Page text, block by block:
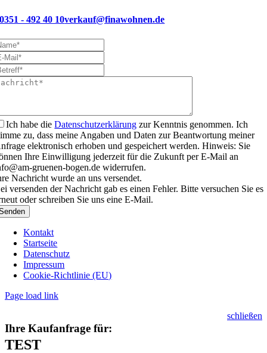
0351 - 492 40 10verkauf@finawohnen.de
Ich habe dieDatenschutzerklärung zur Kenntnis genommen. Ich
zu, dass meine Angaben und Daten zur Beantwortung meiner
elektronisch erhoben und gespeichert werden. Hinweis: Sie
Ihre Einwilligung jederzeit für die Zukunft per E-Mail an
gruenen-bogen.de widerrufen.
Nachricht wurde an uns versendet.
versenden der Nachricht gab es einen Fehler. Bitte versuchen Sie es
oder schreiben Sie uns eine E-Mail.
Kontakt
Startseite
Datenschutz
Impressum
Cookie-Richtlinie (EU)
Page load link
schließen
Ihre Kaufanfrage für:
TEST